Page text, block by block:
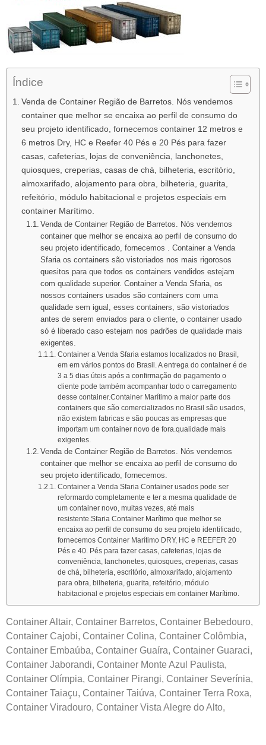
Índice
Venda de Container Região de Barretos. Nós vendemos
container que melhor se encaixa ao perfil de consumo do
seu projeto identificado, fornecemos container 12 metros e
6 metros Dry, HC e Reefer 40 Pés e 20 Pés para fazer
casas, cafeterias, lojas de conveniência, lanchonetes,
quiosques, creperias, casas de chá, bilheteria, escritório,
almoxarifado, alojamento para obra, bilheteria, guarita,
refeitório, módulo habitacional e projetos especiais em
container Marítimo.
Venda de Container Região de Barretos. Nós vendemos
container que melhor se encaixa ao perfil de consumo do
seu projeto identificado, fornecemos . Container a Venda
Sfaria os containers são vistoriados nos mais rigorosos
quesitos para que todos os containers vendidos estejam
com qualidade superior. Container a Venda Sfaria, os
nossos containers usados são containers com uma
qualidade sem igual, esses containers, são vistoriados
antes de serem enviados para o cliente, o container usado
só é liberado caso estejam nos padrões de qualidade mais
exigentes.
Container a Venda Sfaria estamos localizados no Brasil,
em em vários pontos do Brasil. A entrega do container é de
3 a 5 dias úteis após a confirmação do pagamento o
cliente pode também acompanhar todo o carregamento
desse container.Container Marítimo a maior parte dos
containers que são comercializados no Brasil são usados,
não existem fabricas e são poucas as empresas que
importam um container novo de fora.qualidade mais
exigentes.
Venda de Container Região de Barretos. Nós vendemos
container que melhor se encaixa ao perfil de consumo do
seu projeto identificado, fornecemos.
Container a Venda Sfaria Container usados pode ser
reformardo completamente e ter a mesma qualidade de
um container novo, muitas vezes, até mais
resistente.Sfaria Container Marítimo que melhor se
encaixa ao perfil de consumo do seu projeto identificado,
fornecemos Container Marítimo DRY, HC e REEFER 20
Pés e 40. Pés para fazer casas, cafeterias, lojas de
conveniência, lanchonetes, quiosques, creperias, casas
de chá, bilheteria, escritório, almoxarifado, alojamento
para obra, bilheteria, guarita, refeitório, módulo
habitacional e projetos especiais em container Marítimo.
Container Altair, Container Barretos, Container Bebedouro,
Container Cajobi, Container Colina, Container Colômbia,
Container Embaúba, Container Guaíra, Container Guaraci,
Container Jaborandi, Container Monte Azul Paulista,
Container Olímpia, Container Pirangi, Container Severínia,
Container Taiaçu, Container Taiúva, Container Terra Roxa,
Container Viradouro, Container Vista Alegre do Alto,